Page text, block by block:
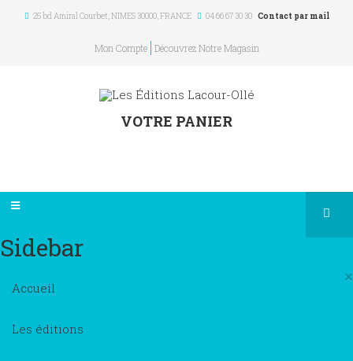
25 bd Amiral Courbet, NIMES 30000,FRANCE 04 66 67 30 30 Contact par mail
Mon Compte Découvrez Notre Magasin
VOTRE PANIER
Sidebar
×
Accueil
Les éditions